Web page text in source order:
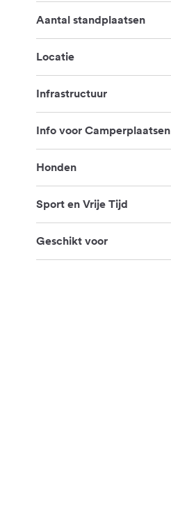
Aantal standplaatsen
Locatie
Infrastructuur
Info voor Camperplaatsen
Honden
Sport en Vrije Tijd
Geschikt voor